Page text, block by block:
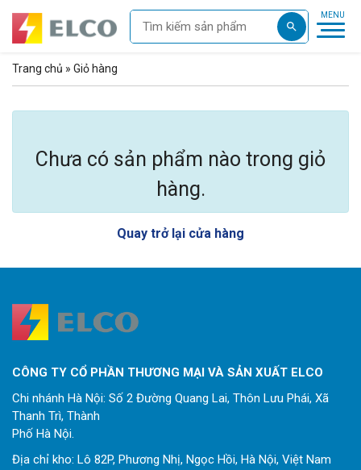
Trang chủ » Giỏ hàng
Chưa có sản phẩm nào trong giỏ
hàng.
Quay trở lại cửa hàng
CÔNG TY CỔ PHẦN THƯƠNG MẠI VÀ SẢN XUẤT ELCO
Chi nhánh Hà Nội: Số 2 Đường Quang Lai, Thôn Lưu Phái, Xã
Thanh Trì, Thành
Phố Hà Nội.
Địa chỉ kho: Lô 82P, Phương Nhị, Ngọc Hồi, Hà Nội, Việt Nam